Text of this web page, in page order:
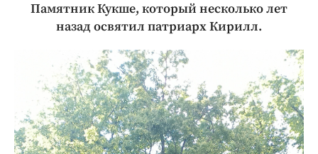
Памятник Кукше, который несколько лет
назад освятил патриарх Кирилл.